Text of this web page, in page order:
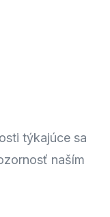
týkajúce sa
naším